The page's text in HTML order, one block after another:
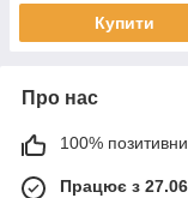
Купити
Про нас
100%
Працює з